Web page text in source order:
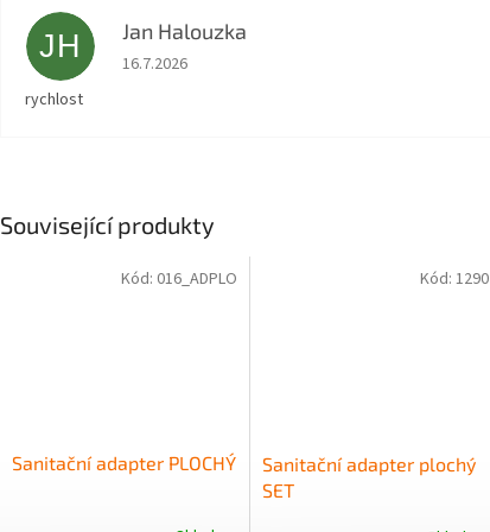
Související produkty
Sanitační adapter PLOCHÝ
Kód: 016_ADPLO
Sanitační adapter plochý
SET
Kód: 1290
JH Jan Halouzka
Hodnocení obchodu je 5 z 5 hvězdiček.
16.7.2026
rychlost